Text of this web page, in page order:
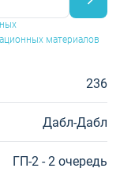
материалов
236
Дабл-Дабл
ГП-2 - 2 очередь